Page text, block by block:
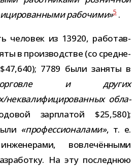
рабо­чими»5.
чело­век из 13920, рабо­тав­
в про­из­вод­стве (со сред­не­
7789 были заняты в
и дру­гих
​неквалифицированных обла­
зар­пла­той $25,580);
«про­фес­си­о­на­лами», т. е.
вовле­чён­ными
На эту послед­нюю